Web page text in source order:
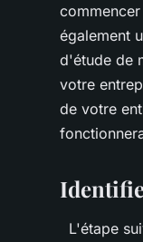
également
d'étude de
votre
de votre
L'étape